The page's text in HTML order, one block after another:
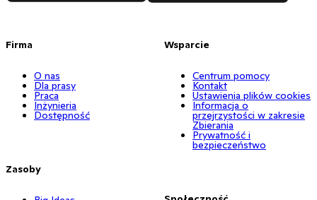
Firma
O nas
Dla prasy
Praca
Inżynieria
Dostępność
Zasoby
Wsparcie
Centrum pomocy
Kontakt
Ustawienia plików cookies
Informacja o
przejrzystości w zakresie
Zbierania
Prywatność i
bezpieczeństwo